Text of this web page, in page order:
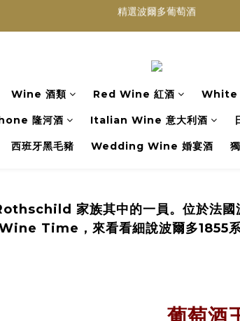
買滿任何酒類 六支 或買滿 $1200 (不限支數) 皆可
Wedding Wine 婚宴酒試酒服務
Wine 酒類 Red Wine 紅酒 White
隆河酒 Italian Wine 意大利酒
西班牙黑毛豬 Wedding Wine 婚宴酒
家族其中的一員。位於法國
Time，來看看細說波爾多
葡萄酒